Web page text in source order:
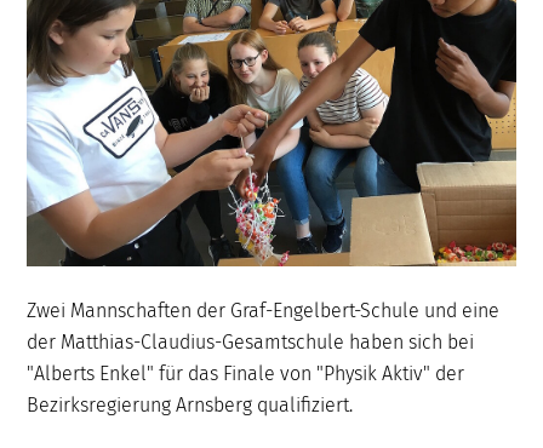
Zwei Mannschaften der Graf-Engelbert-Schule und eine
der Matthias-Claudius-Gesamtschule haben sich bei
"Alberts Enkel" für das Finale von "Physik Aktiv" der
Bezirksregierung Arnsberg qualifiziert.